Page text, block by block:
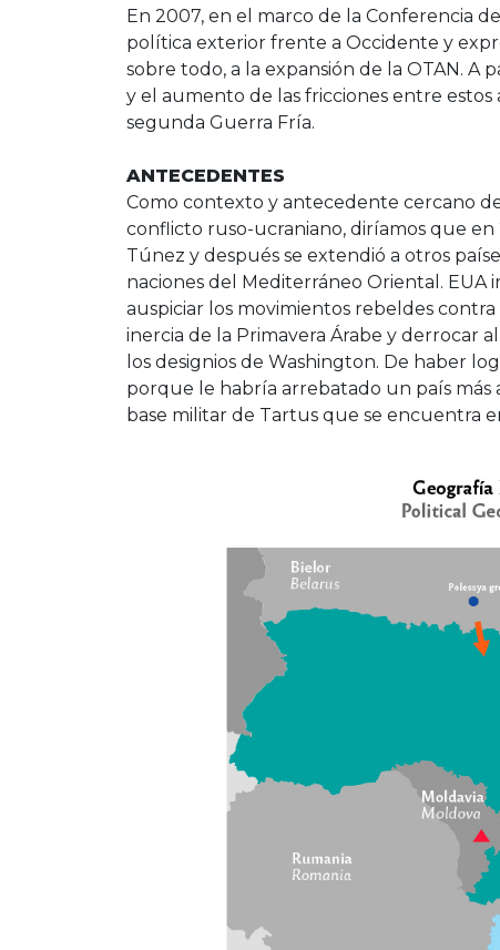
En 2007, en el marco de la Conferencia
política exterior frente a Occidente y
sobre todo, a la expansión de la OTAN.
y el aumento de las fricciones entre
segunda Guerra Fría.
ANTECEDENTES
Como contexto y antecedente cercano
conflicto ruso-ucraniano, diríamos que en
Túnez y después se extendió a otros
naciones del Mediterráneo Oriental. EUA
auspiciar los movimientos rebeldes
inercia de la Primavera Árabe y derrocar
los designios de Washington. De haber
porque le habría arrebatado un país más
base militar de Tartus que se encuentra